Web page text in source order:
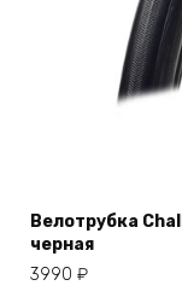
Велотрубка
черная
3990 ₽